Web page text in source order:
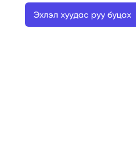
Эхлэл хуудас руу буцах